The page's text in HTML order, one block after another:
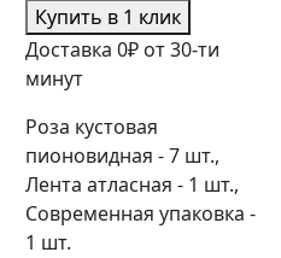
Купить в 1 клик
Доставка 0₽ от 30-ти
минут
Роза кустовая
пионовидная - 7 шт.,
Лента атласная - 1 шт.,
Современная упаковка -
1 шт.